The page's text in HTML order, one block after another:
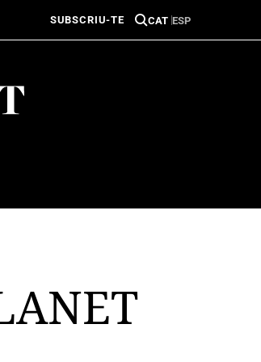
SUBSCRIU-TE CAT ESP